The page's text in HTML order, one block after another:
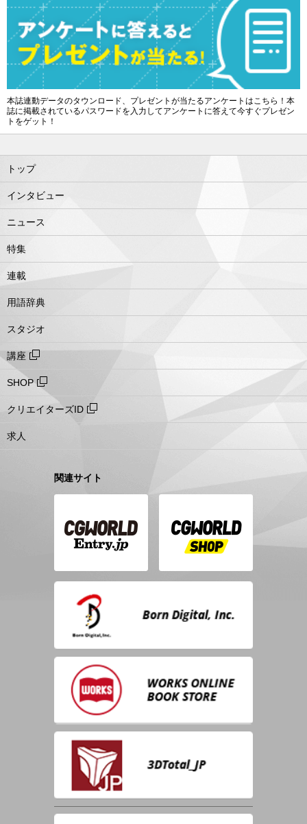
本誌連動データのタウンロード、プレゼントが当たるアンケートはこちら！本
誌に掲載されているパスワードを入力してアンケートに答えて今すぐプレゼン
トをゲット！
トップ
インタビュー
ニュース
特集
連載
用語辞典
スタジオ
講座
SHOP
クリエイターズID
求人
関連サイト